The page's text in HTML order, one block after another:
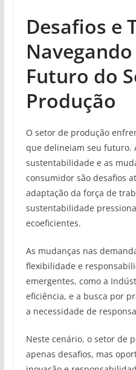
Desafios e
Futuro do
Produção
O setor de produção
que delineiam seu futuro.
sustentabilidade e as
consumidor são desafios
adaptação da força de
sustentabilidade
ecoeficientes.
As mudanças nas
flexibilidade e
emergentes, como a
eficiência, e a busca por
a necessidade de
Neste cenário, o setor de
apenas desafios, mas